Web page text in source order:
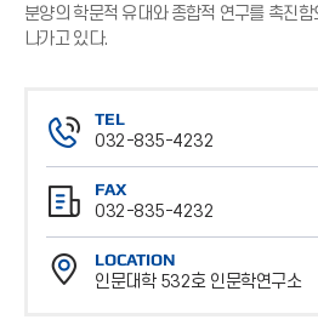
분양의 학문적 유대와 종합적 연구를 촉진
나가고 있다.
TEL
032-835-4232
전
화
번
호
FAX
032-835-4232
팩
스
번
LOCATION
인문대학 532호 인문학연구소